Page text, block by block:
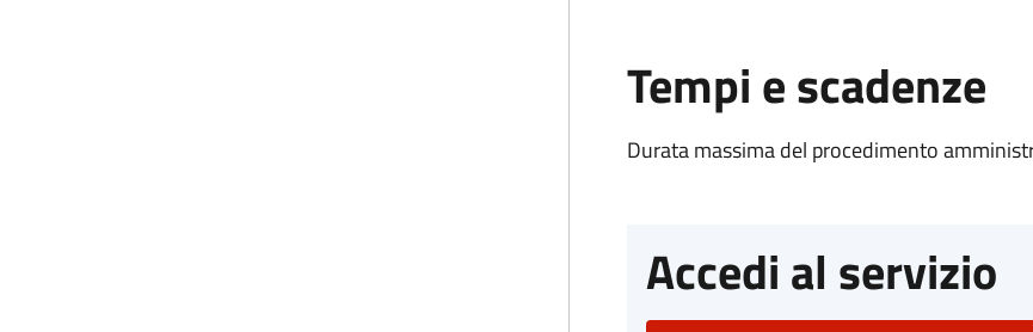
Tempi e scadenze
Durata massima del procedimento
Accedi al servizio